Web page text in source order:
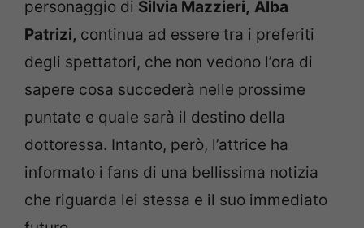
personaggio di Silvia Mazzieri, Alba
Patrizi, continua ad essere tra i preferiti
degli spettatori, che non vedono l’ora di
sapere cosa succederà nelle prossime
puntate e quale sarà il destino della
dottoressa. Intanto, però, l’attrice ha
informato i fans di una bellissima notizia
che riguarda lei stessa e il suo immediato